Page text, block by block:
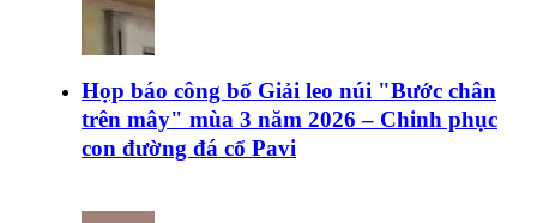
Họp báo công bố Giải leo núi "Bước chân
trên mây" mùa 3 năm 2026 – Chinh phục
con đường đá cổ Pavi